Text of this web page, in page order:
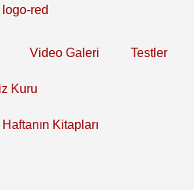
Video Galeri Testler
Kuru
Haftanın Kitapları